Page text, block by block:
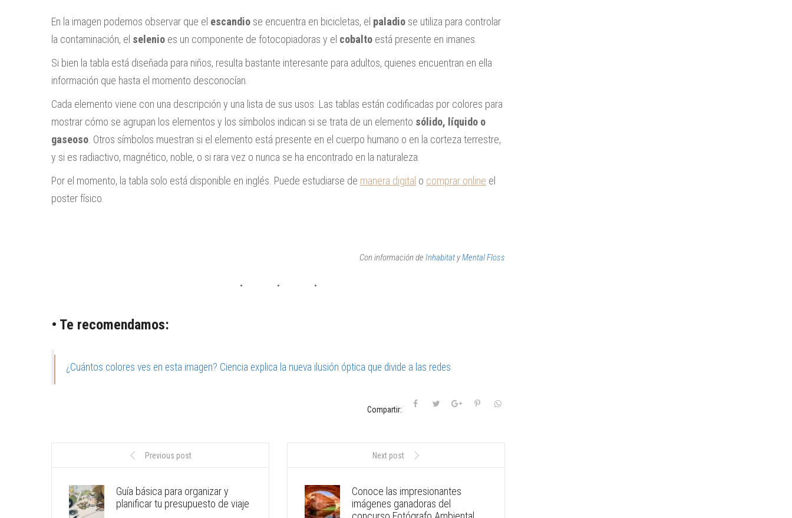
En la imagen podemos observar que el escandio se encuentra en bicicletas, el paladio se utiliza para controlar
la contaminación, el selenio es un componente de fotocopiadoras y el cobalto está presente en imanes.
Si bien la tabla está diseñada para niños, resulta bastante interesante para adultos, quienes encuentran en ella
información que hasta el momento desconocían.
Cada elemento viene con una descripción y una lista de sus usos. Las tablas están codificadas por colores para
mostrar cómo se agrupan los elementos y los símbolos indican si se trata de un elemento sólido, líquido o
gaseoso. Otros símbolos muestran si el elemento está presente en el cuerpo humano o en la corteza terrestre,
y si es radiactivo, magnético, noble, o si rara vez o nunca se ha encontrado en la naturaleza.
Por el momento, la tabla solo está disponible en inglés. Puede estudiarse de manera digital o comprar online el
poster físico.
Con información de Inhabitat yMental Floss
• Te recomendamos:
¿Cuántos colores ves en esta imagen? Ciencia explica la nueva ilusión óptica que divide a las redes
Compartir:
Previous post
Guía básica para organizar y
planificar tu presupuesto de viaje
Next post
Conoce las impresionantes
imágenes ganadoras del